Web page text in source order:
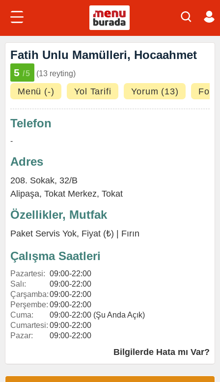
Fatih Unlu Mamülleri, Hocaahmet
5 /5 (13 reyting)
Menü (-) Yol Tarifi Yorum (13)
Telefon
-
Adres
208. Sokak, 32/B
Alipaşa, Tokat Merkez, Tokat
Özellikler, Mutfak
Paket Servis Yok, Fiyat (₺) | Fırın
Çalışma Saatleri
Pazartesi: 09:00-22:00
Salı:
09:00-22:00
Çarşamba:09:00-22:00
Perşembe: 09:00-22:00
Cuma:
09:00-22:00 (Şu Anda Açık)
Cumartesi: 09:00-22:00
Pazar:
09:00-22:00
Bilgilerde Hata mı Var?